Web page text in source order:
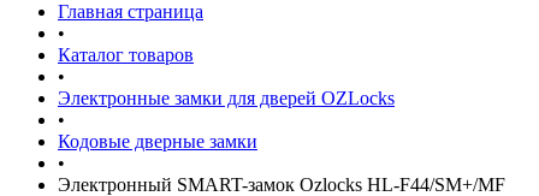
Главная страница
•
Каталог товаров
•
Электронные замки для дверей OZLocks
•
Кодовые дверные замки
•
Электронный SMART-замок Ozlocks HL-F44/SM+/MF